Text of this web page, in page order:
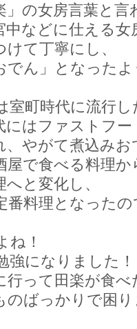
」の女房言葉と言
中などに仕える
て丁寧にし、
でん」となった
室町時代に流行し
にはファストフ
、やがて煮込み
屋で食べる料理か
と変化し、
番料理となったの
ね！
強になりました！
行って田楽が食
ばっかりで困り